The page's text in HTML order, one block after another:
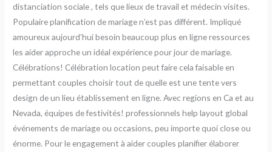
distanciation sociale , tels que lieux de travail et médecin visites.
Populaire planification de mariage n’est pas différent. Impliqué
amoureux aujourd’hui besoin beaucoup plus en ligne ressources
les aider approche un idéal expérience pour jour de mariage.
Célébrations! Célébration location peut faire cela faisable en
permettant couples choisir tout de quelle est une tente vers
design de un lieu établissement en ligne. Avec regions en Ca et au
Nevada, équipes de festivités! professionnels help layout global
événements de mariage ou occasions, peu importe quoi close ou
énorme. Pour le engagement à aider couples planifier élaborer